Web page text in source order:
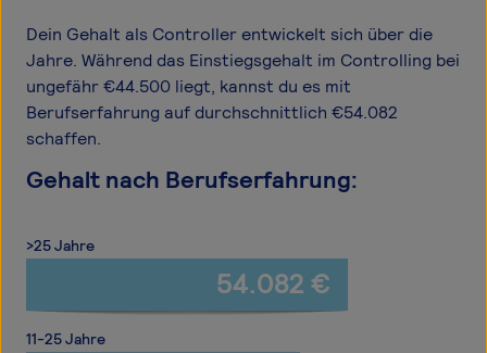
Dein Gehalt als Controller entwickelt sich über die
Jahre. Während das Einstiegsgehalt im Controlling bei
ungefähr €44.500 liegt, kannst du es mit
Berufserfahrung auf durchschnittlich €54.082
schaffen.
Gehalt nach Berufserfahrung:
>25 Jahre
54.082 €
11-25 Jahre